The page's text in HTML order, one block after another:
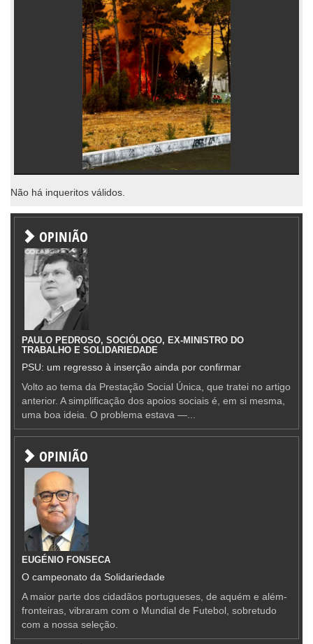
Não há inqueritos válidos.
OPINIÃO
PAULO PEDROSO, SOCIÓLOGO, EX-MINISTRO DO
TRABALHO E SOLIDARIEDADE
PSU: um regresso à inserção ainda por confirmar
Volto ao tema da Prestação Social Única, que tratei no artigo
anterior. A simplificação dos apoios sociais é, em si mesma,
uma boa ideia. O problema estava —...
OPINIÃO
EUGÉNIO FONSECA
O campeonato da Solidariedade
A maior parte dos cidadãos portugueses, de aquém e além-
fronteiras, vibraram com o Mundial de Futebol, sobretudo
com a nossa seleção.